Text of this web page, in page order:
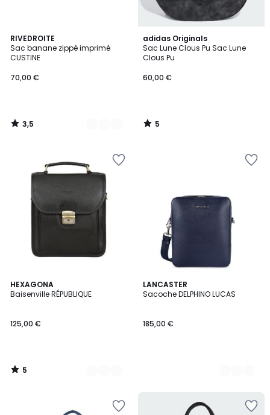
RIVEDROITE
Sac banane zippé imprimé
CUSTINE
70,00 €
3,5
/ 5
3
Couleurs
3,5
/
adidas Originals
Sac Lune Clous Pu Sac Lune
Clous Pu
60,00 €
5
/
5
5
/
HEXAGONA
Baisenville RÉPUBLIQUE
125,00 €
5
/
2
Couleurs
5
/
LANCASTER
Sacoche DELPHINO LUCAS
185,00 €
3
Couleurs